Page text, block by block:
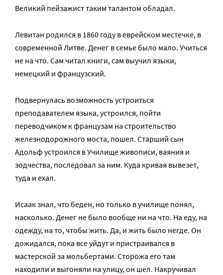
Великий пейзажист таким талантом обладал.
Левитан родился в 1860 году в еврейском местечке, в
современной Литве. Денег в семье было мало. Учиться
не на что. Сам читал книги, сам выучил языки,
немецкий и французский.
Подвернулась возможность устроиться
преподавателем языка, устроился, пойти
переводчиком к французам на строительство
железнодорожного моста, пошел. Старший сын
Адольф устроился в Училище живописи, ваяния и
зодчества, последовал за ним. Куда кривая вывезет,
туда и ехал.
Исаак знал, что беден, но только в училище понял,
насколько. Денег не было вообще ни на что. На еду, на
одежду, на то, чтобы жить. Да, и жить было негде. Он
дожидался, пока все уйдут и пристраивался в
мастерской за мольбертами. Сторожа его там
находили и выгоняли на улицу, он шел. Накручивал